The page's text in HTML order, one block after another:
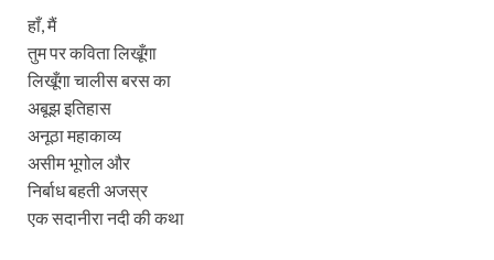
हाँ, मैं
तुम पर कविता लिखूँगा
लिखूँगा चालीस बरस का
अबूझ इतिहास
अनूठा महाकाव्य
असीम भूगोल और
निर्बाध बहती अजस्र
एक सदानीरा नदी की कथा